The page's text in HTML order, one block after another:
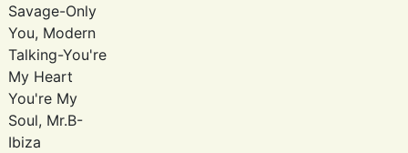
Savage-Only
You, Modern
Talking-You're
My Heart
You're My
Soul, Mr.B-
Ibiza